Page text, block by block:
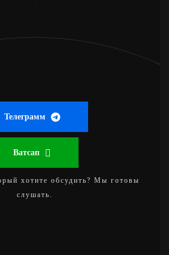
Телеграмм
Ватсап
хотите обсудить? Мы готовы
слушать.